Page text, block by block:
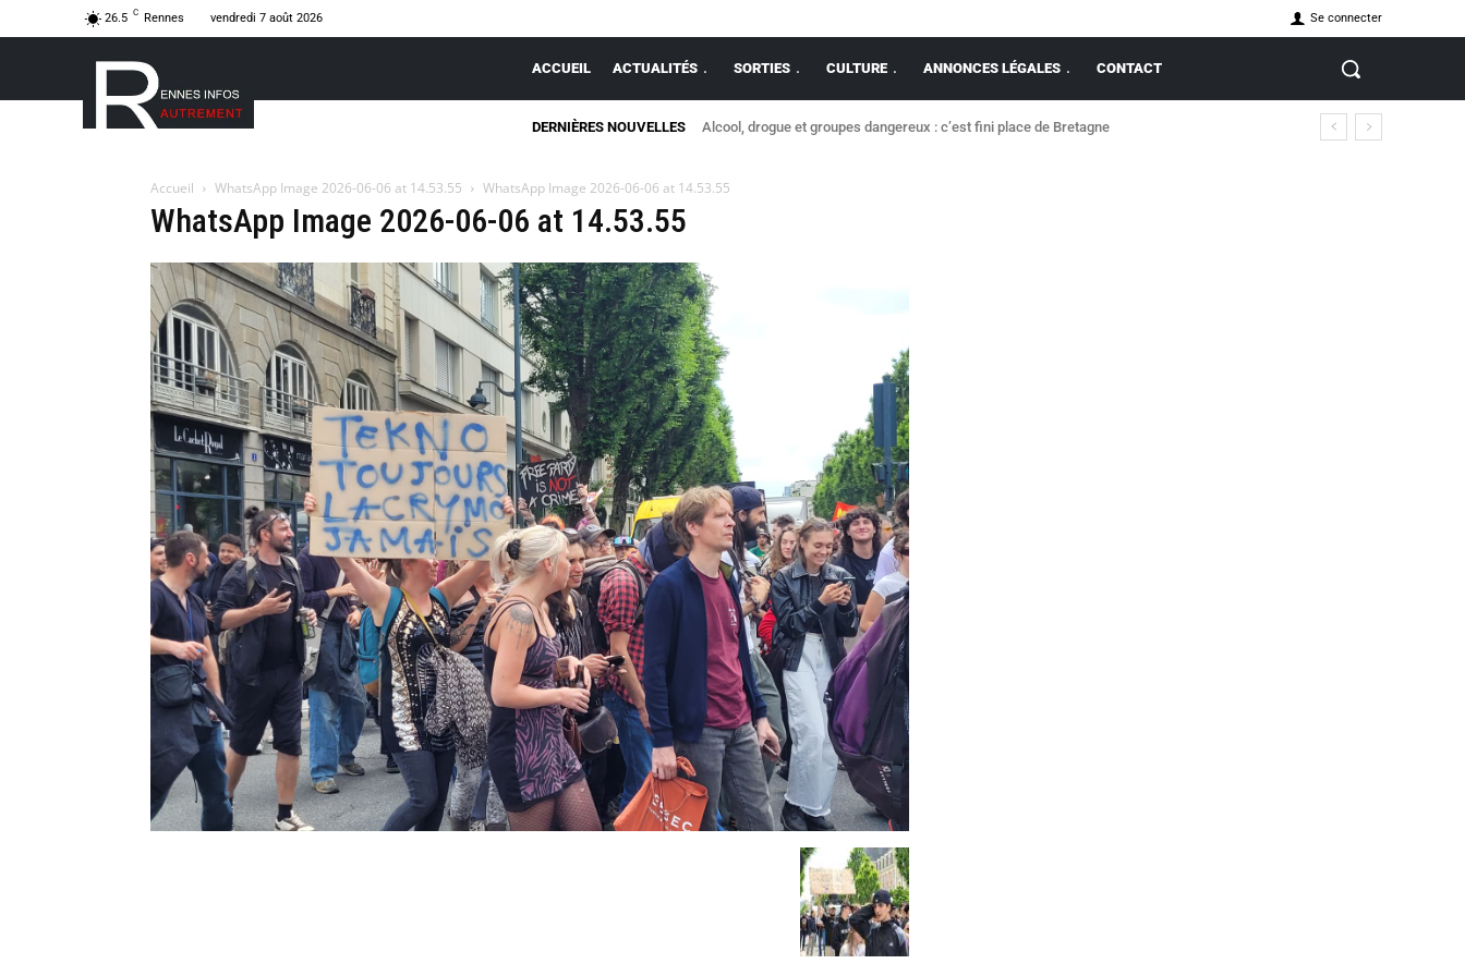
26.5 C Rennes vendredi 7 août 2026 Se connecter
ACCUEIL ACTUALITÉS SORTIES CULTURE ANNONCES LÉGALES CONTACT
DERNIÈRES NOUVELLES Alcool, drogue et groupes dangereux : c’est fini place de Bretagne
Accueil WhatsApp Image 2026-06-06 at 14.53.55 WhatsApp Image 2026-06-06 at 14.53.55
WhatsApp Image 2026-06-06 at 14.53.55